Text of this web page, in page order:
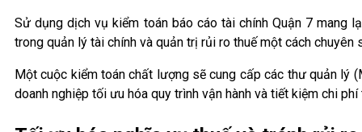
Sử dụng dịch vụ kiểm toán báo cáo tài chính Quận 7 mang
trong quản lý tài chính và quản trị rủi ro thuế một cách chuyên
Một cuộc kiểm toán chất lượng sẽ cung cấp các thư quản lý
doanh nghiệp tối ưu hóa quy trình vận hành và tiết kiệm chi phí